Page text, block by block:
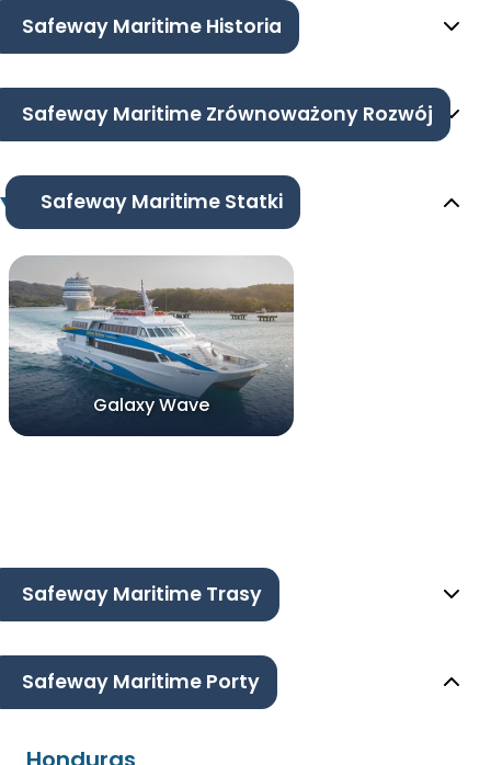
Safeway Maritime Historia
Safeway Maritime Zrównoważony Rozwój
Safeway Maritime Statki
Galaxy Wave
Safeway Maritime Trasy
Safeway Maritime Porty